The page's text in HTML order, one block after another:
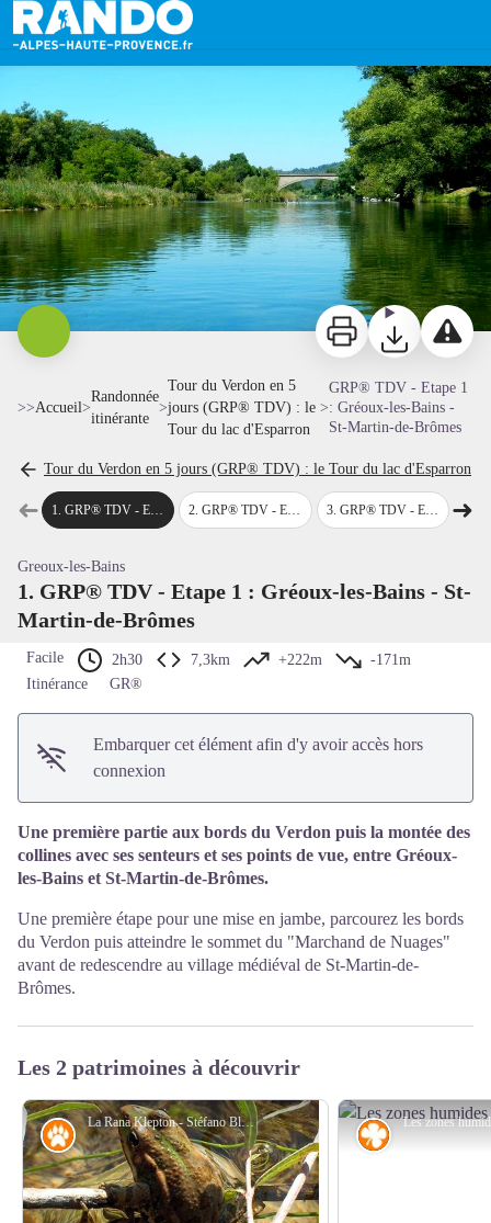
GRP® TDV - Etape 1 : Gréoux-les-Bains - St-Martin-de-Brômes
Le Verdon à Gréoux - Stefano Blanc
Voir l'image en plein écran
ImprimerTéléchargerSignaler
>>Accueil>
Randonnée
itinérante
>
Tour du Verdon en 5
jours (GRP® TDV) : le
Tour du lac d'Esparron
>
GRP® TDV - Etape 1
: Gréoux-les-Bains -
St-Martin-de-Brômes
Tour du Verdon en 5 jours (GRP® TDV) : le Tour du lac d'Esparron
➜Étape précédente
1. GRP® TDV - Etape 1 : Gréoux-les-Bains - St-Martin-de-Brômes 2.GRP® TDV - Etape 2 : St-Martin-de-Brômes - Esparron-de-Verdon 3. GRP® TDV - Etape 3 : Esparron-de-Verdon - Quinson 4.
➜
Greoux-les-Bains
1. GRP® TDV - Etape 1 : Gréoux-les-Bains - St-
Martin-de-Brômes
Facile 2h30 7,3km +222m
-171m
Itinérance
GR®
Embarquer cet élément afin d'y avoir accès hors
connexion
Une première partie aux bords du Verdon puis la montée des
collines avec ses senteurs et ses points de vue, entre Gréoux-
les-Bains et St-Martin-de-Brômes.
Une première étape pour une mise en jambe, parcourez les bords
du Verdon puis atteindre le sommet du "Marchand de Nuages"
avant de redescendre au village médiéval de St-Martin-de-
Brômes.
Les 2 patrimoines à découvrir
La Rana Klepton - Stéfano Blanc - PNR Verdon
Faune Flore